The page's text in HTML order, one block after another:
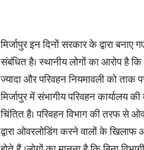
मिर्जापुर इन दिनों सरकार के द्वारा
संबंधित है। स्थानीय लोगों का आरोप है
ज्यादा और परिवहन नियमावली को
मिर्जापुर में संभागीय परिवहन
चिंतित है। परिवहन विभाग की तरफ से
द्वारा ओवरलोडिंग करने वालों के